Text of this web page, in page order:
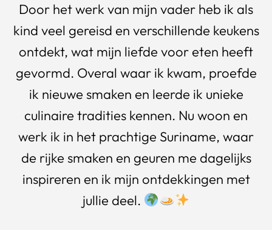
Door het werk van mijn vader heb ik als
kind veel gereisd en verschillende keukens
ontdekt, wat mijn liefde voor eten heeft
gevormd. Overal waar ik kwam, proefde
ik nieuwe smaken en leerde ik unieke
culinaire tradities kennen. Nu woon en
werk ik in het prachtige Suriname, waar
de rijke smaken en geuren me dagelijks
inspireren en ik mijn ontdekkingen met
jullie deel.